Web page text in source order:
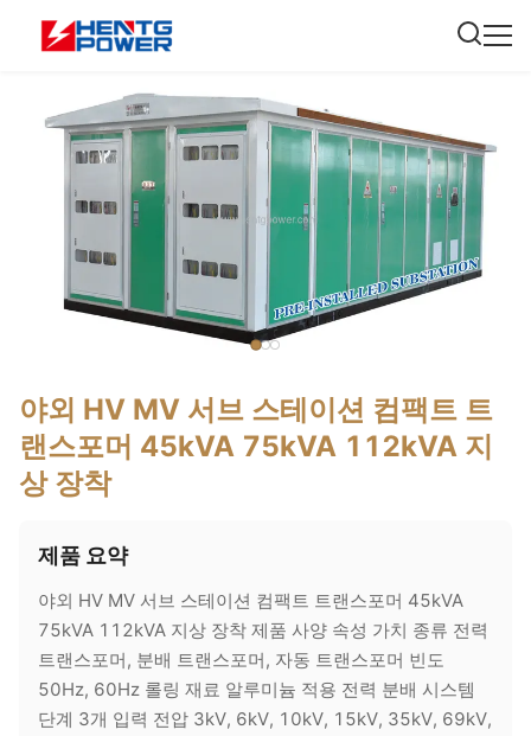
야외 HV MV 서브 스테이션 컴팩트 트
랜스포머 45kVA 75kVA 112kVA 지
상 장착
제품 요약
야외 HV MV 서브 스테이션 컴팩트 트랜스포머 45kVA
75kVA 112kVA 지상 장착 제품 사양 속성 가치 종류 전력
트랜스포머, 분배 트랜스포머, 자동 트랜스포머 빈도
50Hz, 60Hz 롤링 재료 알루미늄 적용 전력 분배 시스템
단계 3개 입력 전압 3kV, 6kV, 10kV, 15kV, 35kV, 69kV,